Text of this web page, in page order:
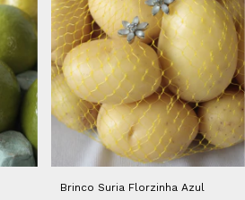
Brinco Suria Florzinha Azul